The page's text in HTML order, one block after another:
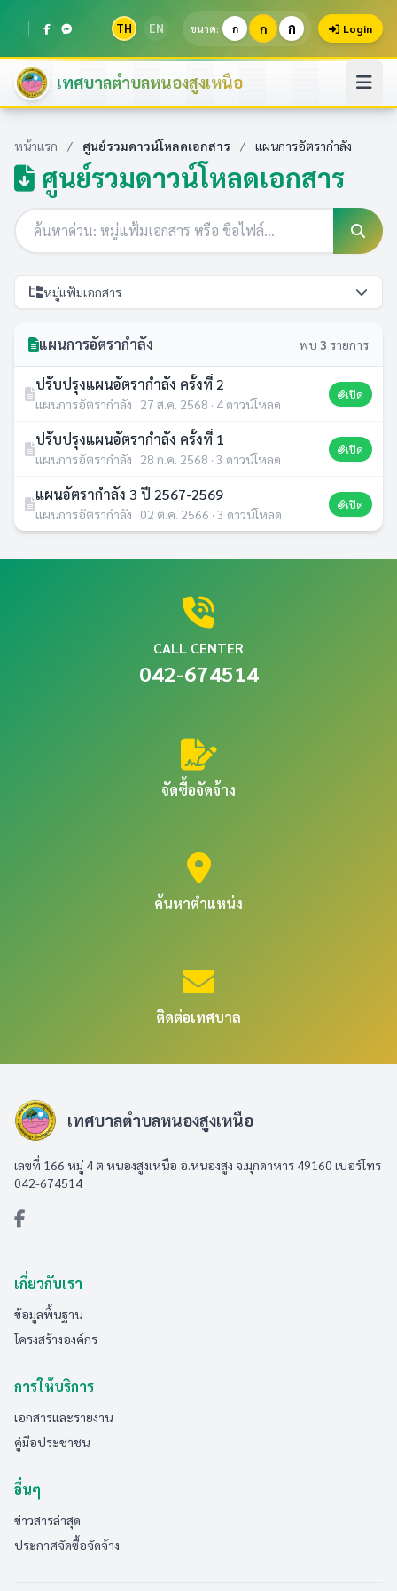
TH EN ขนาด: ก ก ก Login
เทศบาลตำบลหนองสูงเหนือ
หน้าแรก / ศูนย์รวมดาวน์โหลดเอกสาร / แผนการอัตรากำลัง
ศูนย์รวมดาวน์โหลดเอกสาร
หมู่แฟ้มเอกสาร
แผนการอัตรากำลัง พบ 3 รายการ
ปรับปรุงแผนอัตรากำลัง ครั้งที่ 2
แผนการอัตรากำลัง · 27 ส.ค. 2568 · 4 ดาวน์โหลด
เปิด
ปรับปรุงแผนอัตรากำลัง ครั้งที่ 1
แผนการอัตรากำลัง · 28 ก.ค. 2568 · 3 ดาวน์โหลด
เปิด
แผนอัตรากำลัง 3 ปี 2567-2569
แผนการอัตรากำลัง · 02 ต.ค. 2566 · 3 ดาวน์โหลด
เปิด
CALL CENTER
042-674514
จัดซื้อจัดจ้าง
ค้นหาตำแหน่ง
ติดต่อเทศบาล
เทศบาลตำบลหนองสูงเหนือ
เลขที่ 166 หมู่ 4 ต.หนองสูงเหนือ อ.หนองสูง จ.มุกดาหาร 49160 เบอร์โทร
042-674514
เกี่ยวกับเรา
ข้อมูลพื้นฐาน
โครงสร้างองค์กร
การให้บริการ
เอกสารและรายงาน
คู่มือประชาชน
อื่นๆ
ข่าวสารล่าสุด
ประกาศจัดซื้อจัดจ้าง